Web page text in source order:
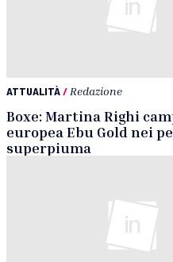
ATTUALITÀ/ Redazione
Boxe: Martina Righi
europea Ebu Gold nei
superpiuma